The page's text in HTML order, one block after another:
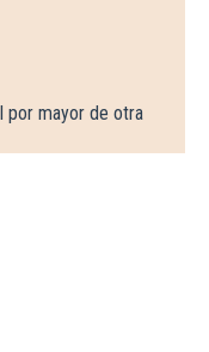
por mayor de otra